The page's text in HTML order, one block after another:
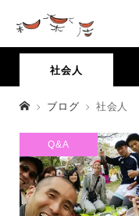
社会人
ブログ 社会人
Q&A